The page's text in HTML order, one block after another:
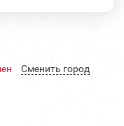
Cменить город